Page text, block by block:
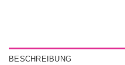
BESCHREIBUNG